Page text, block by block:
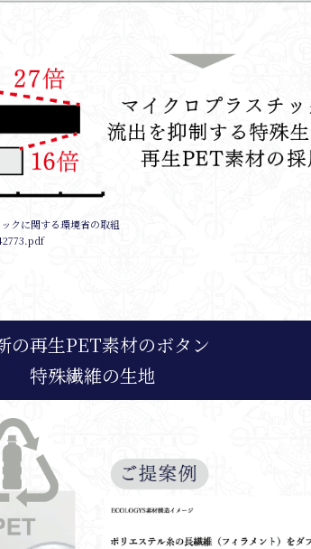
クに関する環境省の取組
の再生PET素材のボタン
特殊繊維の生地